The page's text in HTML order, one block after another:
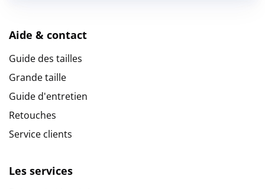
Aide & contact
Guide des tailles
Grande taille
Guide d'entretien
Retouches
Service clients
Les services